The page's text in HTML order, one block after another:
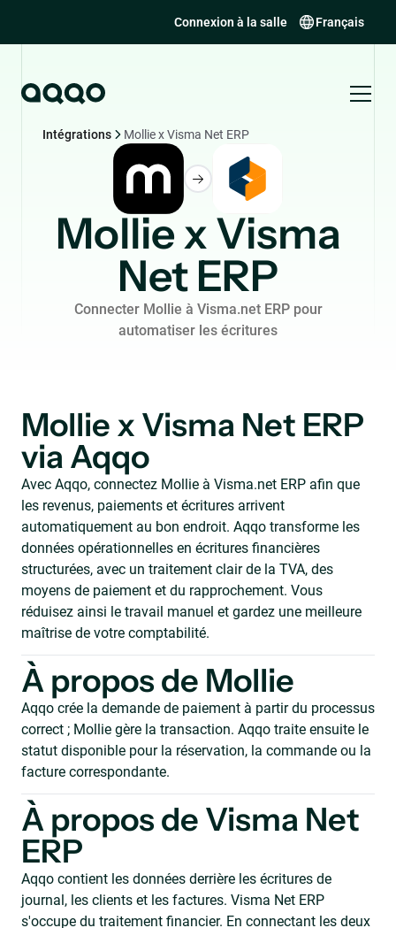
Connexion à la salle Français
Intégrations Mollie x Visma Net ERP
Mollie x Visma
Net ERP
Connecter Mollie à Visma.net ERP pour
automatiser les écritures
Mollie x Visma Net ERP
via Aqqo
Avec Aqqo, connectez Mollie à Visma.net ERP afin que
les revenus, paiements et écritures arrivent
automatiquement au bon endroit. Aqqo transforme les
données opérationnelles en écritures financières
structurées, avec un traitement clair de la TVA, des
moyens de paiement et du rapprochement. Vous
réduisez ainsi le travail manuel et gardez une meilleure
maîtrise de votre comptabilité.
À propos de Mollie
Aqqo crée la demande de paiement à partir du processus
correct ; Mollie gère la transaction. Aqqo traite ensuite le
statut disponible pour la réservation, la commande ou la
facture correspondante.
À propos de Visma Net
ERP
Aqqo contient les données derrière les écritures de
journal, les clients et les factures. Visma Net ERP
s'occupe du traitement financier. En connectant les deux